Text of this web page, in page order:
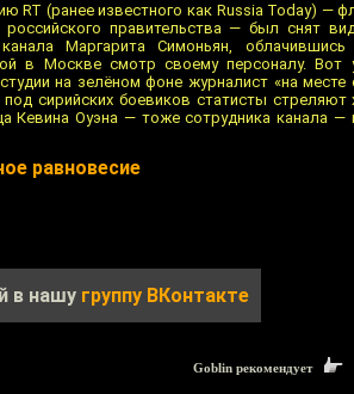
RT (ранее известного как Russia Today) —
правительства — был снят
Маргарита Симоньян,
в Москве смотр своему персоналу. Вот
на зелёном фоне журналист «на месте
сирийских боевиков статисты
Кевина Оуэна — тоже сотрудника канала
равновесие
в нашу группу ВКонтакте
Goblin рекомендует